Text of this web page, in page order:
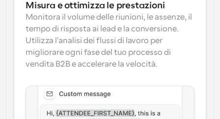
Misura e ottimizza le prestazioni
Monitora il volume delle riunioni, le assenze, il
tempo di risposta ai lead e la conversione.
Utilizza l'analisi dei flussi di lavoro per
migliorare ogni fase del tuo processo di
vendita B2B e accelerare la velocità.